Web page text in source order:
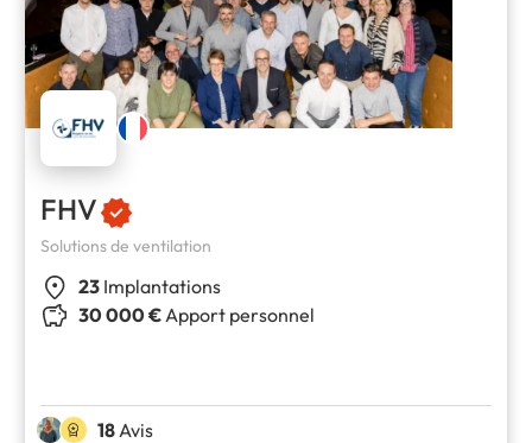
FHV
Solutions de ventilation
23 Implantations
30 000 €Apport personnel
18 Avis